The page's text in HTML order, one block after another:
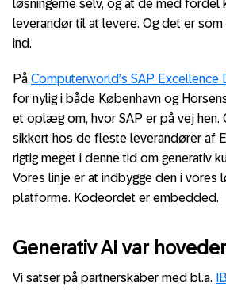
løsningerne selv, og at de med fordel
leverandør til at levere. Og det er
ind.
På Computerworld’s SAP Excellence
for nylig i både København og
et oplæg om, hvor SAP er på vej hen.
sikkert hos de fleste leverandører af
rigtig meget i denne tid om generativ
Vores linje er at indbygge den i vores
platforme. Kodeordet er embedded.
Generativ AI var
Vi satser på partnerskaber med bl.a.